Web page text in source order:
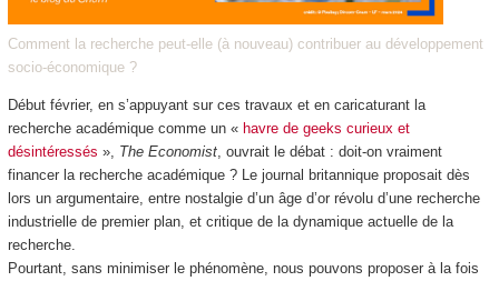
Comment la recherche peut-elle (à nouveau) contribuer au développement
socio-économique ?
Début février, en s’appuyant sur ces travaux et en caricaturant la
recherche académique comme un « havre de geeks curieux et
désintéressés », The Economist, ouvrait le débat : doit-on vraiment
financer la recherche académique ? Le journal britannique proposait dès
lors un argumentaire, entre nostalgie d’un âge d’or révolu d’une recherche
industrielle de premier plan, et critique de la dynamique actuelle de la
recherche.
Pourtant, sans minimiser le phénomène, nous pouvons proposer à la fois